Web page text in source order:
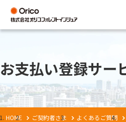
お支払い登録サー
HOME ご契約者さま よくあるご質問